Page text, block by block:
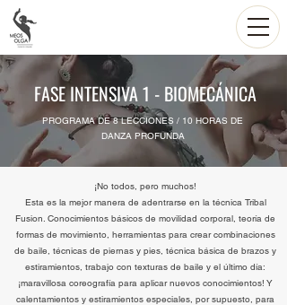
FASE INTENSIVA 1 - BIOMECÁNICA
PROGRAMA DE 8 LECCIONES / 10 HORAS DE
DANZA PROFUNDA
¡No todos, pero muchos!
Esta es la mejor manera de adentrarse en la técnica Tribal
Fusion. Conocimientos básicos de movilidad corporal, teoría de
formas de movimiento, herramientas para crear combinaciones
de baile, técnicas de piernas y pies, técnica básica de brazos y
estiramientos, trabajo con texturas de baile y el último día:
¡maravillosa coreografía para aplicar nuevos conocimientos! Y
calentamientos y estiramientos especiales, por supuesto, para